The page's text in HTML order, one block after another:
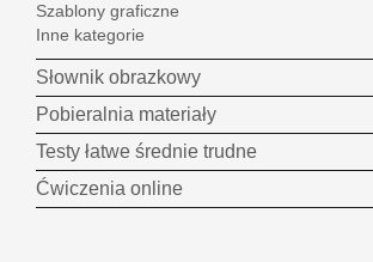
Szablony graficzne
Inne kategorie
Słownik obrazkowy
Pobieralnia materiały
Testy łatwe średnie trudne
Ćwiczenia online